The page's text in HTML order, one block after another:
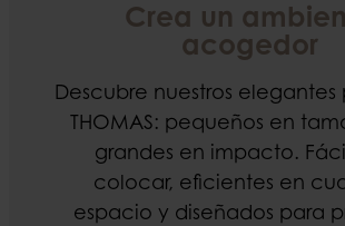
Crea un
acogedor
Descubre nuestros elegantes
THOMAS: pequeños en
grandes en impacto.
colocar, eficientes en
espacio y diseñados para